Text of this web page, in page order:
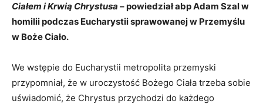
Ciałem i Krwią Chrystusa – powiedział abp Adam Szal w
homilii podczas Eucharystii sprawowanej w Przemyślu
w Boże Ciało.
We wstępie do Eucharystii metropolita przemyski
przypomniał, że w uroczystość Bożego Ciała trzeba sobie
uświadomić, że Chrystus przychodzi do każdego